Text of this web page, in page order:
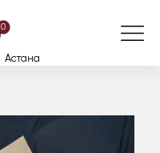
0
Астана